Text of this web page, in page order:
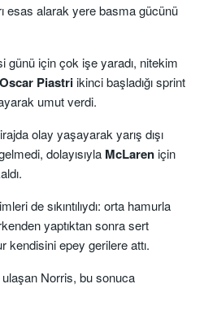
esas alarak yere basma gücünü
günü için çok işe yaradı, nitekim
Oscar Piastriikinci başladığı sprint
umut verdi.
olay yaşayarak yarış dışı
dolayısıyla McLareniçin
de sıkıntılıydı: orta hamurla
yaptıktan sonra sert
kendisini epey gerilere attı.
Norris, bu sonuca